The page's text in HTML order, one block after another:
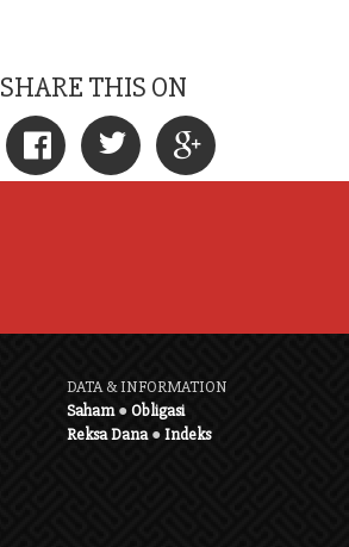
SHARE THIS ON
DATA & INFORMATION
Saham●Obligasi
Reksa Dana●Indeks